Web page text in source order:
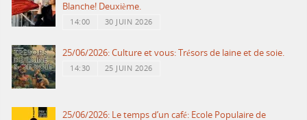
Blanche! Deuxième.
14:00 30 JUIN 2026
25/06/2026: Culture et vous: Trésors de laine et de soie.
14:30 25 JUIN 2026
25/06/2026: Le temps d’un café: Ecole Populaire de